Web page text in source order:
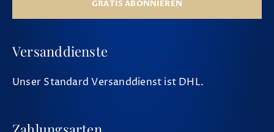
GRATIS ABONNIEREN
Versanddienste
Unser Standard Versanddienst ist DHL.